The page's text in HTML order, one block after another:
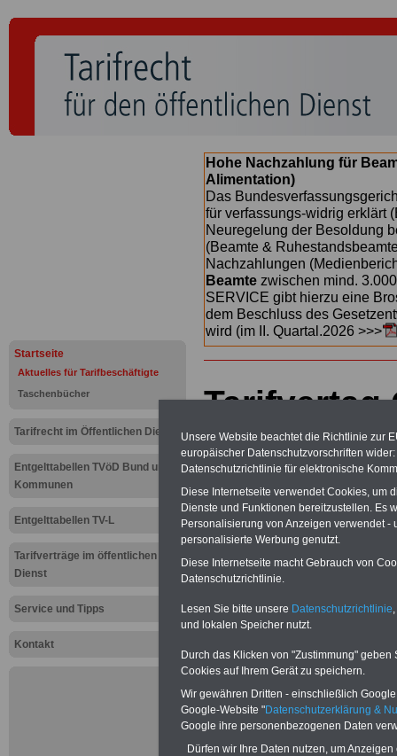
Startseite
Aktuelles für Tarifbeschäftigte
Taschenbücher
Tarifrecht im Öffentlichen Dienst
Entgelttabellen TVöD Bund und
Kommunen
Entgelttabellen TV-L
Tarifverträge im öffentlichen
Dienst
Service und Tipps
Kontakt
Hohe Nachzahlung für
Alimentation)
Das
für verfassungs-widrig erklärt
Neuregelung der Besoldung
(Beamte &
Nachzahlungen
Beamte zwischen mind.
SERVICE gibt hierzu eine
dem Beschluss des
wird (im II. Quartal.2026 >>>
Tarifvertag
Sozial- und
gestartet
Unsere Website beachtet die Richtlinie zur
europäischer Datenschutzvorschriften
Datenschutzrichtlinie für elektronische
Diese Internetseite verwendet Cookies, um
Dienste und Funktionen bereitzustellen. Es
Personalisierung von Anzeigen verwendet
personalisierte Werbung genutzt.
Diese Internetseite macht Gebrauch von
Datenschutzrichtlinie.
Lesen Sie bitte unsere Datenschutzrichtlinie
und lokalen Speicher nutzt.
Durch das Klicken von "Zustimmung"
Cookies auf Ihrem Gerät zu speichern.
Wir gewähren Dritten - einschließlich
Google-Website "Datenschutzerklärung &
Google ihre personenbezogenen Daten
Dürfen wir Ihre Daten nutzen, um